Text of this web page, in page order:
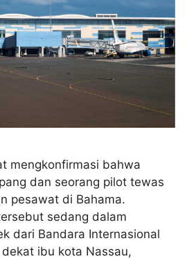
mengkonfirmasi bahwa
dan seorang pilot tewas
pesawat di Bahama.
sedang dalam
dari Bandara Internasional
ibu kota Nassau,